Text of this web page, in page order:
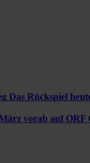
Das Rückspiel
vorab auf ORF